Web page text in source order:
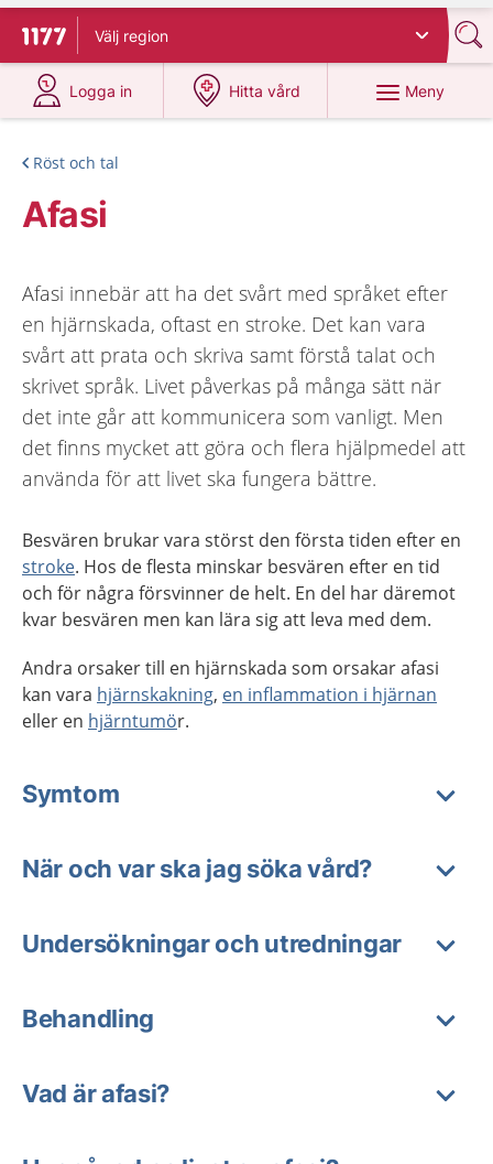
Till startsidan för 1177
Välj region
Logga in
på 1177.se
Hitta vård
på 1177.se
Meny
Röst och tal
Afasi
Afasi innebär att ha det svårt med språket efter
en hjärnskada, oftast en stroke. Det kan vara
svårt att prata och skriva samt förstå talat och
skrivet språk. Livet påverkas på många sätt när
det inte går att kommunicera som vanligt. Men
det finns mycket att göra och flera hjälpmedel att
använda för att livet ska fungera bättre.
Besvären brukar vara störst den första tiden efter en
stroke. Hos de flesta minskar besvären efter en tid
och för några försvinner de helt. En del har däremot
kvar besvären men kan lära sig att leva med dem.
Andra orsaker till en hjärnskada som orsakar afasi
kan vara hjärnskakning, en inflammation i hjärnan
eller en hjärntumör.
Symtom
När och var ska jag söka vård?
Undersökningar och utredningar
Behandling
Vad är afasi?